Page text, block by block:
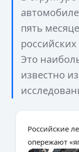
пять
Это
известно
Российские
опережают